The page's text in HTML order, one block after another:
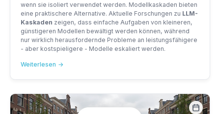
wenn sie isoliert verwendet werden. Modellkaskaden bieten
eine praktischere Alternative. Aktuelle Forschungen zu LLM-
Kaskaden zeigen, dass einfache Aufgaben von kleineren,
günstigeren Modellen bewältigt werden können, während
nur wirklich herausfordernde Probleme an leistungsfähigere
- aber kostspieligere - Modelle eskaliert werden.
Weiterlesen